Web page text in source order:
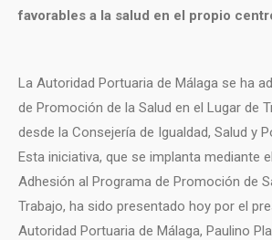
favorables a la salud en el propio
La Autoridad Portuaria de Málaga se ha
de Promoción de la Salud en el Lugar de
desde la Consejería de Igualdad, Salud y
Esta iniciativa, que se implanta mediante
Adhesión al Programa de Promoción de
Trabajo, ha sido presentado hoy por el
Autoridad Portuaria de Málaga, Paulino